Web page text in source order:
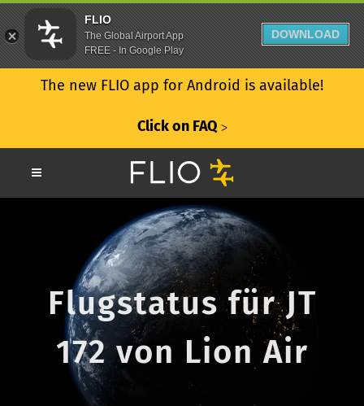
The new FLIO app for Android is available!
Click on FAQ ᐳ
Flugstatus für JT
172 von Lion Air
FLIO
The Global Airport App
FREE - In Google Play
DOWNLOAD